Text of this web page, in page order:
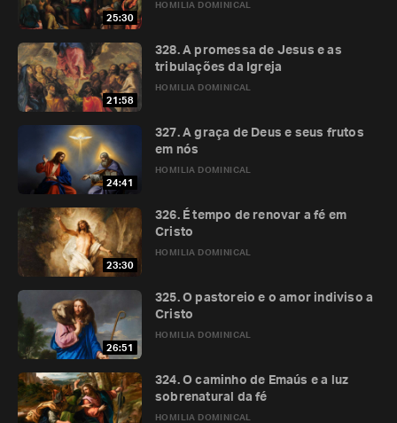
25:30
HOMILIA DOMINICAL
21:58
HOMILIA DOMINICAL
328. A promessa de Jesus e as
tribulações da Igreja
24:41
HOMILIA DOMINICAL
327. A graça de Deus e seus frutos
em nós
23:30
HOMILIA DOMINICAL
326. É tempo de renovar a fé em
Cristo
26:51
HOMILIA DOMINICAL
325. O pastoreio e o amor indiviso a
Cristo
HOMILIA DOMINICAL
324. O caminho de Emaús e a luz
sobrenatural da fé